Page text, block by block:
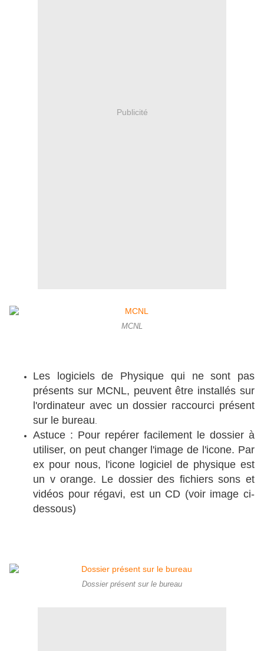
Publicité
MCNL
Les logiciels de Physique qui ne sont pas
présents sur MCNL, peuvent être installés sur
l'ordinateur avec un dossier raccourci présent
sur le bureau
Astuce : Pour repérer facilement le dossier à
utiliser, on peut changer l'image de l'icone. Par
ex pour nous, l'icone logiciel de physique est
un v orange. Le dossier des fichiers sons et
vidéos pour régavi, est un CD (voir image ci-
dessous)
Dossier présent sur le bureau